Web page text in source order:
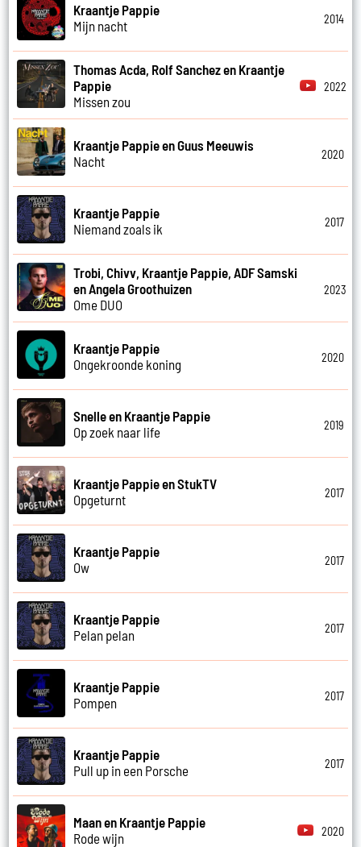
Kraantje Pappie
Mijn nacht
2014
Thomas Acda, Rolf Sanchez en Kraantje
Pappie
Missen zou
2022
Kraantje Pappie en Guus Meeuwis
Nacht
2020
Kraantje Pappie
Niemand zoals ik
2017
Trobi, Chivv, Kraantje Pappie, ADF Samski
en Angela Groothuizen
Ome DUO
2023
Kraantje Pappie
Ongekroonde koning
2020
Snelle en Kraantje Pappie
Op zoek naar life
2019
Kraantje Pappie en StukTV
Opgeturnt
2017
Kraantje Pappie
Ow
2017
Kraantje Pappie
Pelan pelan
2017
Kraantje Pappie
Pompen
2017
Kraantje Pappie
Pull up in een Porsche
2017
Maan en Kraantje Pappie
Rode wijn
2020